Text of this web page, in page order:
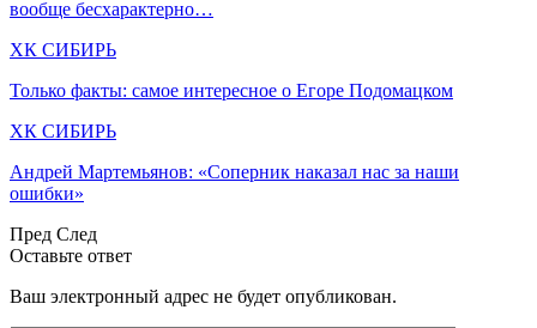
вообще бесхарактерно…
ХК СИБИРЬ
Только факты: самое интересное о Егоре Подомацком
ХК СИБИРЬ
Андрей Мартемьянов: «Соперник наказал нас за наши
ошибки»
Пред След
Оставьте ответ
Ваш электронный адрес не будет опубликован.